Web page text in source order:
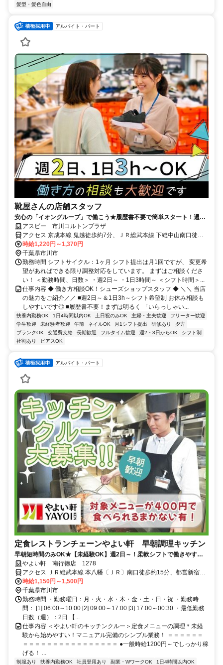
髪型・髪色自由
アルバイト・パート
靴屋さんの店舗スタッフ
安心の「イオングループ」で働こう★履歴書不要で簡単スタート！週2
日～＆1日3h～ライフスタイルに合わせて無理なく勤務OK
アスビー 市川コルトンプラザ
アクセス 京成本線 鬼越徒歩約7分、ＪＲ総武本線 下総中山南口徒歩
約10分、ＪＲ総武本線 本八幡〔ＪＲ〕南口徒歩約14分 「鬼越」駅よ
り徒歩7分
時給1,220円～1,370円
千葉県市川市
勤務時間 シフトサイクル：1ヶ月 シフト提出は月1回ですが、 変更希
望があればできる限り調整対応をしています。 まずはご相談くださ
い！ ＜勤務時間、日数＞ ・週2日～ ・1日3時間～ ＜シフト時間＞...
仕事内容 ◆ 働き方相談OK！シューズショップスタッフ ◆ ＼＼ 当店
の魅力をご紹介／／ ■週2日～＆1日3h～シフト希望制 お休み相談も
しやすいです◎ ■履歴書不要！まずは明るく 「いらっしゃい...
扶養内勤務OK 1日4時間以内OK 土日祝のみOK 主婦・主夫歓迎
フリーター歓迎
学生歓迎
未経験者歓迎 午前 ネイルOK 月1シフト提出 研修あり
夕方
ブランクOK
交通費支給 長期歓迎 フルタイム歓迎 週2・3日からOK
シフト制
社割あり
ピアスOK
アルバイト・パート
定食レストランチェーンやよい軒 早朝調理キッチン
早朝短時間のみOK★【未経験OK】週2日～！柔軟シフトで働きやす
い！学校・家事との両立◎＜オンライン面接実施中＞
やよい軒 南行徳店 1278
アクセス ＪＲ総武本線 本八幡〔ＪＲ〕南口徒歩約15分、都営新宿線
本八幡〔新宿線〕A2口徒歩約17分、京成本線 鬼越徒歩約17分 南行徳
駅南口より徒歩1分
時給1,150円～1,500円
千葉県市川市
勤務時間 ・勤務曜日：月・火・水・木・金・土・日・祝 ・勤務時
間： [1] 06:00～10:00 [2] 09:00～17:00 [3] 17:00～00:30 ・最低勤務
日数（週）：2日 【...
仕事内容 ＜やよい軒のキッチンクルー＞定食メニューの調理＊未経
験から始めやすい！マニュアル完備のシンプル業務！ ＝＝＝＝＝＝
＝＝＝＝＝＝＝＝＝＝＝＝＝＝＝＝ ●一般時給1200円～でしっかり稼
げる！ ...
制服あり 扶養内勤務OK 社員登用あり 副業・WワークOK
1日4時間以内OK